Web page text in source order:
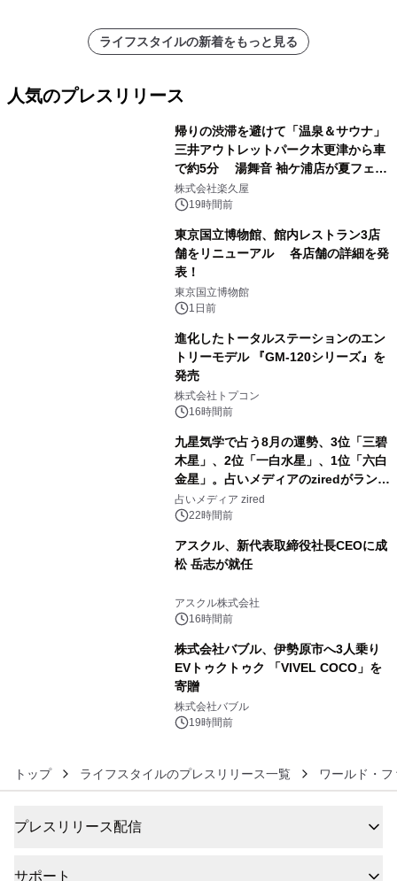
ライフスタイルの新着をもっと見る
人気のプレスリリース
帰りの渋滞を避けて「温泉＆サウナ」
三井アウトレットパーク木更津から車
で約5分 湯舞音 袖ケ浦店が夏フェア
メニューを提供
株式会社楽久屋
19時間前
東京国立博物館、館内レストラン3店
舗をリニューアル 各店舗の詳細を発
表！
東京国立博物館
1日前
進化したトータルステーションのエン
トリーモデル 『GM-120シリーズ』を
発売
株式会社トプコン
16時間前
九星気学で占う8月の運勢、3位「三碧
木星」、2位「一白水星」、1位「六白
金星」。占いメディアのziredがランキ
ングを発表
占いメディア zired
22時間前
アスクル、新代表取締役社長CEOに成
松 岳志が就任
アスクル株式会社
16時間前
株式会社バブル、伊勢原市へ3人乗り
EVトゥクトゥク 「VIVEL COCO」を
寄贈
株式会社バブル
19時間前
トップ ライフスタイルのプレスリリース一覧 ワールド・
プレスリリース配信
サポート